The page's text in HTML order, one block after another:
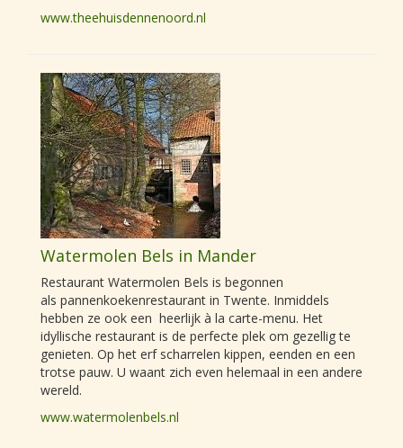
www.theehuisdennenoord.nl
Watermolen Bels in Mander
Restaurant Watermolen Bels is begonnen
als pannenkoekenrestaurant in Twente. Inmiddels
hebben ze ook een heerlijk à la carte-menu. Het
idyllische restaurant is de perfecte plek om gezellig te
genieten. Op het erf scharrelen kippen, eenden en een
trotse pauw. U waant zich even helemaal in een andere
wereld.
www.watermolenbels.nl